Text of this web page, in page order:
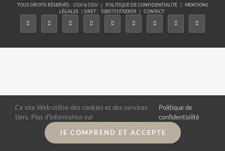
TOUS DROITS RÉSERVÉS.
CGV & CGU | POLITIQUE DE CONFIDENTIALITÉ |
MENTIONS
LÉGALES
| SIRET : 53857319700059 | CONTACT
Ce site Web utilise des cookies et des services
tiers. Plus d'information sur
Politique de
confidentialité
JE COMPREND ET ACCEPTE